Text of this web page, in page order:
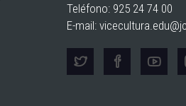
Teléfono: 925 24 74 00
E-mail: